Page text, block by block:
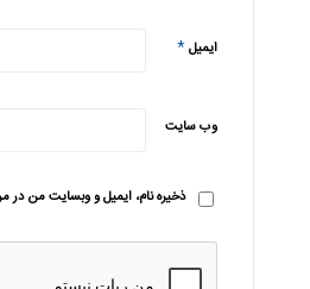
ایمیل*
وب‌ سایت
ذخیره نام، ایمیل و وبسایت من در